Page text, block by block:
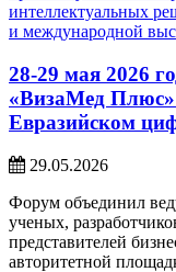
28-29 мая 2026
«ВизаМед Плюс»
Евразийском
29.05.2026
Форум объединил
ученых,
представителей
авторитетной